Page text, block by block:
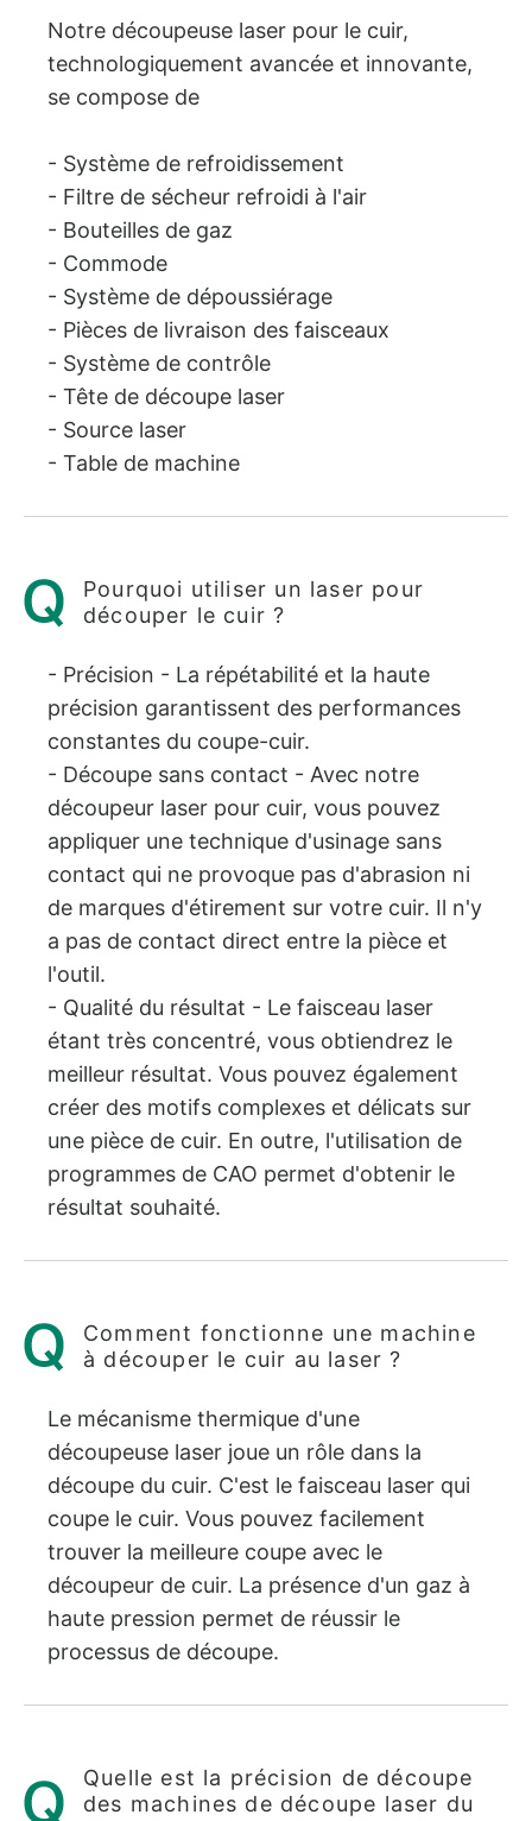
Notre découpeuse laser pour le cuir,
technologiquement avancée et innovante,
se compose de
- Système de refroidissement
- Filtre de sécheur refroidi à l'air
- Bouteilles de gaz
- Commode
- Système de dépoussiérage
- Pièces de livraison des faisceaux
- Système de contrôle
- Tête de découpe laser
- Source laser
- Table de machine
Pourquoi utiliser un laser pour
découper le cuir ?
- Précision - La répétabilité et la haute
précision garantissent des performances
constantes du coupe-cuir.
- Découpe sans contact - Avec notre
découpeur laser pour cuir, vous pouvez
appliquer une technique d'usinage sans
contact qui ne provoque pas d'abrasion ni
de marques d'étirement sur votre cuir. Il n'y
a pas de contact direct entre la pièce et
l'outil.
- Qualité du résultat - Le faisceau laser
étant très concentré, vous obtiendrez le
meilleur résultat. Vous pouvez également
créer des motifs complexes et délicats sur
une pièce de cuir. En outre, l'utilisation de
programmes de CAO permet d'obtenir le
résultat souhaité.
Comment fonctionne une machine
à découper le cuir au laser ?
Le mécanisme thermique d'une
découpeuse laser joue un rôle dans la
découpe du cuir. C'est le faisceau laser qui
coupe le cuir. Vous pouvez facilement
trouver la meilleure coupe avec le
découpeur de cuir. La présence d'un gaz à
haute pression permet de réussir le
processus de découpe.
Quelle est la précision de découpe
des machines de découpe laser du